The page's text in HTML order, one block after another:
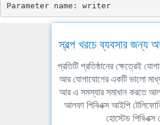
Parameter name: writer
স্বল্প খরচে ব্যবসার জন্য
প্রতিটি প্রতিষ্ঠানের ক্ষেত্রেই
আর যোগাযোগের একটি ভালো
আর এ সমস্যার সমাধান করতে
আলফা পিবিএক্স আইপি
হোস্টেড পিবিএক্স